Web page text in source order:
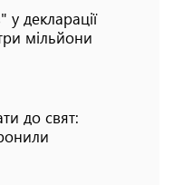
у декларації
мільйони
до свят: